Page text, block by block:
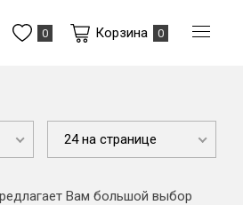
0 Корзина 0
24 на странице
Вам большой выбор